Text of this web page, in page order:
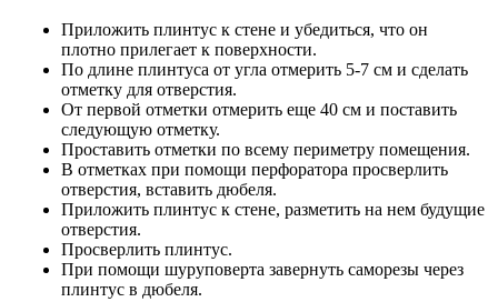
Приложить плинтус к стене и убедиться, что он
плотно прилегает к поверхности.
По длине плинтуса от угла отмерить 5-7 см и сделать
отметку для отверстия.
От первой отметки отмерить еще 40 см и поставить
следующую отметку.
Проставить отметки по всему периметру помещения.
В отметках при помощи перфоратора просверлить
отверстия, вставить дюбеля.
Приложить плинтус к стене, разметить на нем будущие
отверстия.
Просверлить плинтус.
При помощи шуруповерта завернуть саморезы через
плинтус в дюбеля.